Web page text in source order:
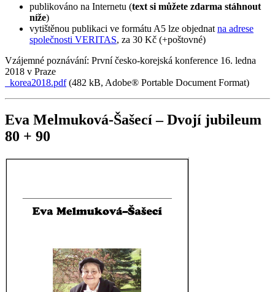
publikováno na Internetu (text si můžete zdarma stáhnout
níže)
vytištěnou publikaci ve formátu A5 lze objednat na adrese
společnosti VERITAS, za 30 Kč (+poštovné)
Vzájemné poznávání: První česko-korejská konference 16. ledna
2018 v Praze
korea2018.pdf(482 kB, Adobe® Portable Document Format)
Eva Melmuková-Šašecí – Dvojí jubileum
80 + 90